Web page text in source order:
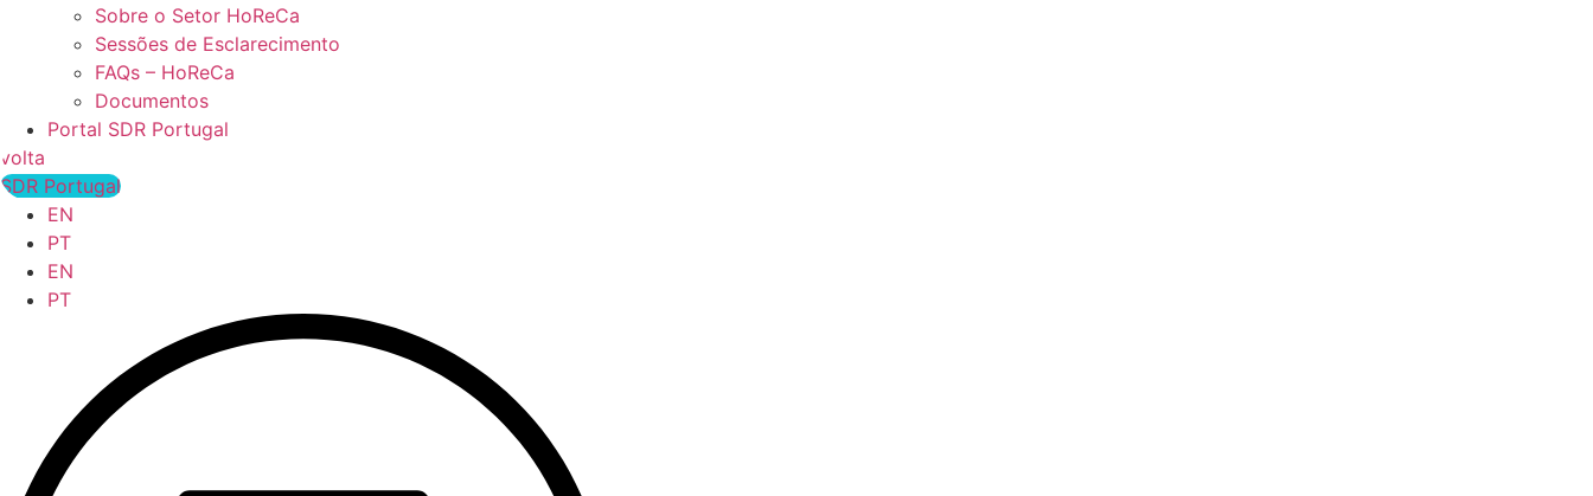
Sobre o Setor HoReCa
Sessões de Esclarecimento
FAQs – HoReCa
Documentos
Portal SDR Portugal
volta
SDR Portugal
EN
PT
EN
PT